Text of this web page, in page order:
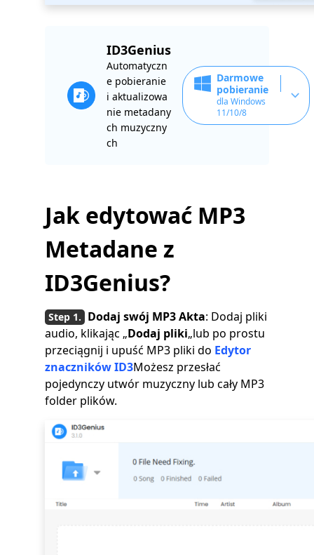
ID3Genius
Automatyczn
e pobieranie
i aktualizowa
nie metadany
ch muzyczny
ch
Darmowe
pobieranie
dla Windows
11/10/8
Jak edytować MP3
Metadane z
ID3Genius?
Dodaj swój MP3 Akta: Dodaj pliki
audio, klikając „Dodaj pliki„lub po prostu
przeciągnij i upuść MP3 pliki do Edytor
znaczników ID3Możesz przesłać
pojedynczy utwór muzyczny lub cały MP3
folder plików.